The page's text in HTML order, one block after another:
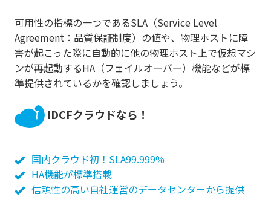
可用性の指標の一つであるSLA（Service Level
Agreement：品質保証制度）の値や、物理ホストに障
害が起こった際に自動的に他の物理ホスト上で仮想マシ
ンが再起動するHA（フェイルオーバー）機能などが標
準提供されているかを確認しましょう。
IDCFクラウドなら！
国内クラウド初！SLA99.999%
HA機能が標準搭載
信頼性の高い自社運営のデータセンターから提供